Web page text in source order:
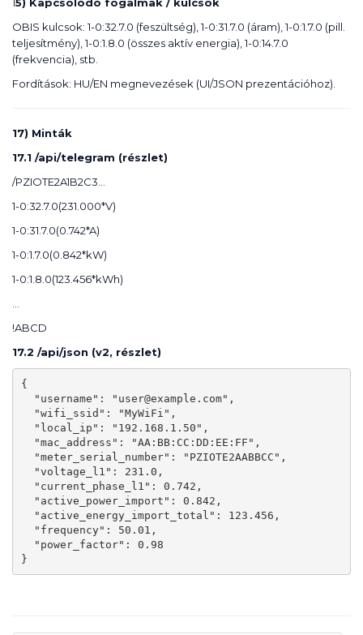
OBIS kulcsok: 1-0:32.7.0 (feszültség), 1-0:31.7.0 (áram), 1-0:1.7.0 (pill.
teljesítmény), 1-0:1.8.0 (összes aktív energia), 1-0:14.7.0
(frekvencia), stb.
Fordítások: HU/EN megnevezések (UI/JSON prezentációhoz).
17) Minták
17.1 /api/telegram (részlet)
/PZIOTE2A1B2C3…
1-0:32.7.0(231.000*V)
1-0:31.7.0(0.742*A)
1-0:1.7.0(0.842*kW)
1-0:1.8.0(123.456*kWh)
!ABCD
17.2 /api/json (v2, részlet)
{
"username": "user@example.com",
"wifi_ssid": "MyWiFi",
"local_ip": "192.168.1.50",
"mac_address": "AA:BB:CC:DD:EE:FF",
"meter_serial_number": "PZIOTE2AABBCC",
"voltage_l1": 231.0,
"current_phase_l1": 0.742,
"active_power_import": 0.842,
"active_energy_import_total": 123.456,
"frequency": 50.01,
"power_factor": 0.98
}